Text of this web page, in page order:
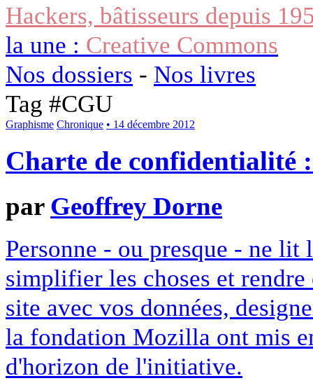
Hackers, bâtisseurs depuis
la une : Creative Commons
Nos dossiers - Nos livres
Tag #CGU
Graphisme Chronique • 14 décembre 2012
Charte de confidentialité
par Geoffrey Dorne
Personne - ou presque - ne
simplifier les choses et
site avec vos données,
la fondation Mozilla ont mis
d'horizon de l'initiative.